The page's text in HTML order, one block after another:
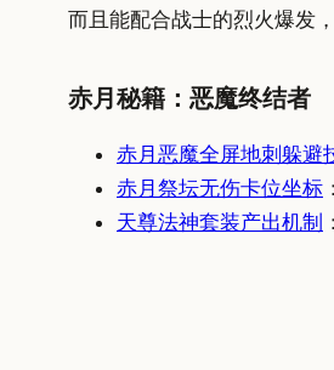
而且能配合战士的烈火爆发
赤月秘籍：恶魔终结者
赤月恶魔全屏地刺躲避
赤月祭坛无伤卡位坐标
天尊法神套装产出机制